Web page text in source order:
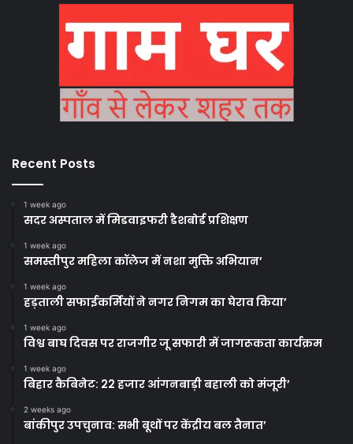
Recent Posts
1 week ago
सदर अस्पताल में मिडवाइफरी डैशबोर्ड प्रशिक्षण
1 week ago
समस्तीपुर महिला कॉलेज में नशा मुक्ति अभियान’
1 week ago
हड़ताली सफाईकर्मियों ने नगर निगम का घेराव किया’
1 week ago
विश्व बाघ दिवस पर राजगीर जू सफारी में जागरूकता कार्यक्रम
1 week ago
बिहार कैबिनेट: 22 हजार आंगनबाड़ी बहाली को मंजूरी’
2 weeks ago
बांकीपुर उपचुनाव: सभी बूथों पर केंद्रीय बल तैनात’